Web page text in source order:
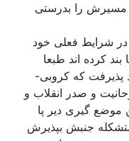
مسیرش را بدرستی
شرایط فعلی خود
کرده اند طبعا
پذیرفت که کروبی-
و صدر انقلاب و
موضع گیری دیر پا
جنبش بپذیرش